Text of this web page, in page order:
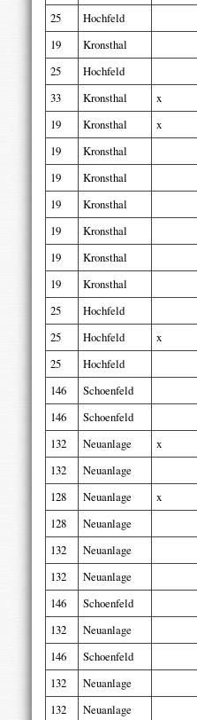
25
Hochfeld
19
Kronsthal
25
Hochfeld
33
Kronsthal x
19
Kronsthal x
19
Kronsthal
19
Kronsthal
19
Kronsthal
19
Kronsthal
19
Kronsthal
19
Kronsthal
25
Hochfeld
25
Hochfeld x
25
Hochfeld
146
Schoenfeld
146
Schoenfeld
132
Neuanlage x
132
Neuanlage
128
Neuanlage x
128
Neuanlage
132
Neuanlage
132
Neuanlage
146
Schoenfeld
132
Neuanlage
146
Schoenfeld
132
Neuanlage
132
Neuanlage